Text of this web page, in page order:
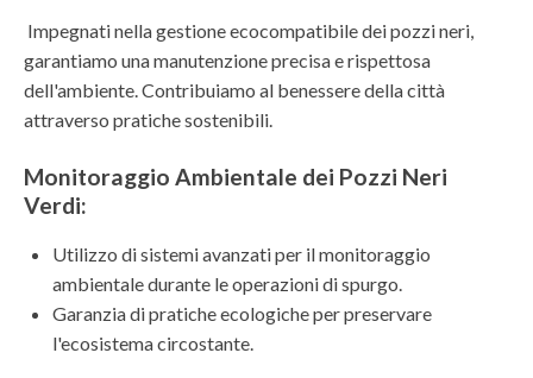
Impegnati nella gestione ecocompatibile dei pozzi neri,
garantiamo una manutenzione precisa e rispettosa
dell'ambiente. Contribuiamo al benessere della città
attraverso pratiche sostenibili.
Monitoraggio Ambientale dei Pozzi Neri
Verdi:
Utilizzo di sistemi avanzati per il monitoraggio
ambientale durante le operazioni di spurgo.
Garanzia di pratiche ecologiche per preservare
l'ecosistema circostante.